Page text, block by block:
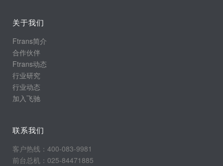
关于我们
Ftrans简介
合作伙伴
Ftrans动态
行业研究
行业动态
加入飞驰
联系我们
客户热线：400-083-9981
前台总机：025-84471885